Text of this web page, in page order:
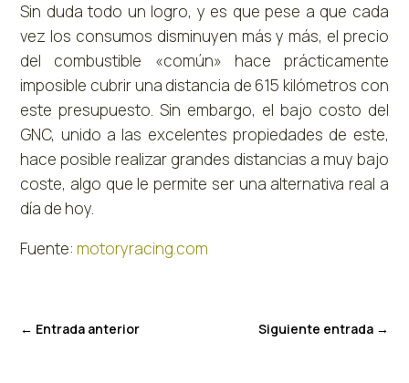
Sin duda todo un logro, y es que pese a que cada
vez los consumos disminuyen más y más, el precio
del combustible «común» hace prácticamente
imposible cubrir una distancia de 615 kilómetros con
este presupuesto. Sin embargo, el bajo costo del
GNC, unido a las excelentes propiedades de este,
hace posible realizar grandes distancias a muy bajo
coste, algo que le permite ser una alternativa real a
día de hoy.
Fuente:motoryracing.com
← Entrada anterior Siguiente entrada→